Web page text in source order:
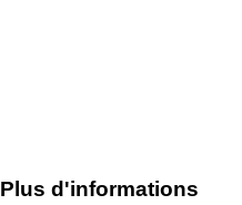
Plus d'informations